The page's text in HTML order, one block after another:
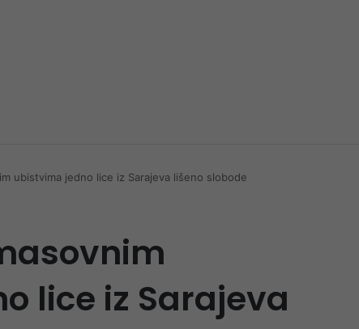
ubistvima jedno lice iz Sarajeva lišeno slobode
lice iz Sarajeva